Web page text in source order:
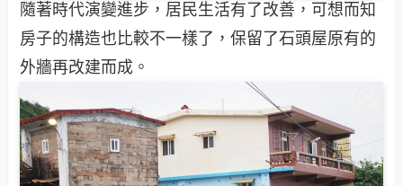
隨著時代演變進步，居民生活有了改善，可想而知
房子的構造也比較不一樣了，保留了石頭屋原有的
外牆再改建而成。